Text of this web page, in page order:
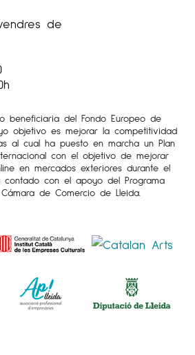
de
beneficiaria del Fondo Europeo de
objetivo es mejorar la competitividad
al cual ha puesto en marcha un Plan
con el objetivo de mejorar
en mercados exteriores durante el
contado con el apoyo del Programa
Cámara de Comercio de Lleida.